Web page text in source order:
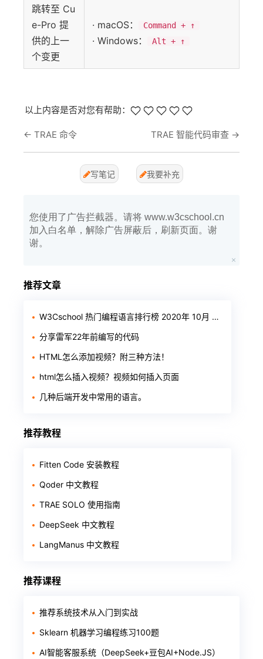
跳转至 Cu
e-Pro 提
供的上一
个变更
· macOS： Command + ↑
· Windows： Alt + ↑
以上内容是否对您有帮助：
← TRAE 命令 TRAE 智能代码审查 →
写笔记 我要补充
您使用了广告拦截器。请将 www.w3cschool.cn
加入白名单，解除广告屏蔽后，刷新页面。谢
谢。
推荐文章
W3Cschool 热门编程语言排行榜 2020年 10月 TOP10
分享雷军22年前编写的代码
HTML怎么添加视频？附三种方法！
html怎么插入视频？视频如何插入页面
几种后端开发中常用的语言。
推荐教程
Fitten Code 安装教程
Qoder 中文教程
TRAE SOLO 使用指南
DeepSeek 中文教程
LangManus 中文教程
推荐课程
推荐系统技术从入门到实战
Sklearn 机器学习编程练习100题
AI智能客服系统（DeepSeek+豆包AI+Node.JS）